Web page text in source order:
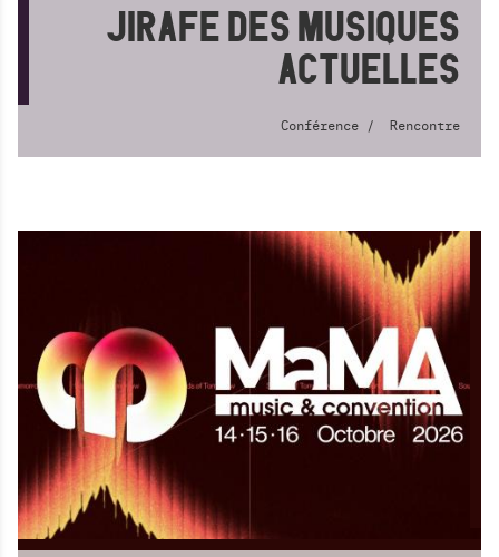
JIRAFE DES MUSIQUES
ACTUELLES
Conférence Rencontre